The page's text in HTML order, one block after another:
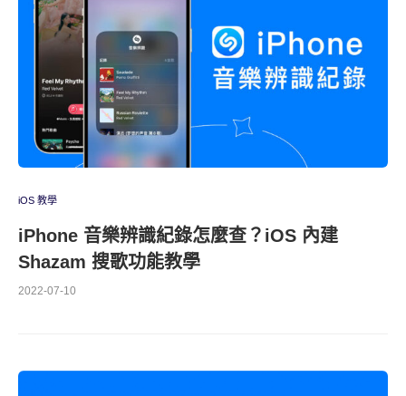
iOS 教學
iPhone 音樂辨識紀錄怎麼查？iOS 內建
Shazam 搜歌功能教學
2022-07-10